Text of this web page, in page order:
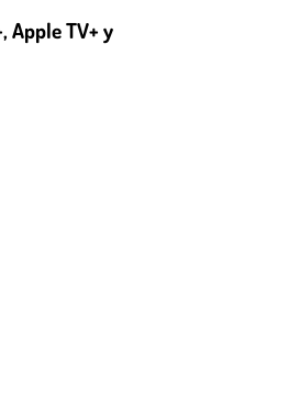
Apple TV+ y